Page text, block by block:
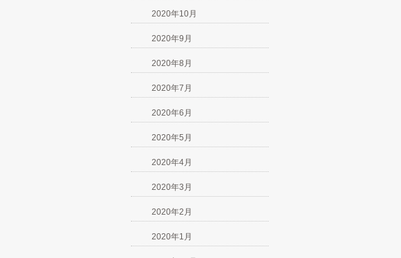
2020年10月
2020年9月
2020年8月
2020年7月
2020年6月
2020年5月
2020年4月
2020年3月
2020年2月
2020年1月